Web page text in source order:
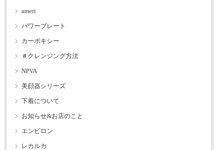
ameri
パワープレート
カーボキシー
＃クレンジング方法
NPVA
美顔器シリーズ
下着について
お知らせ&お店のこと
エンビロン
レカルカ